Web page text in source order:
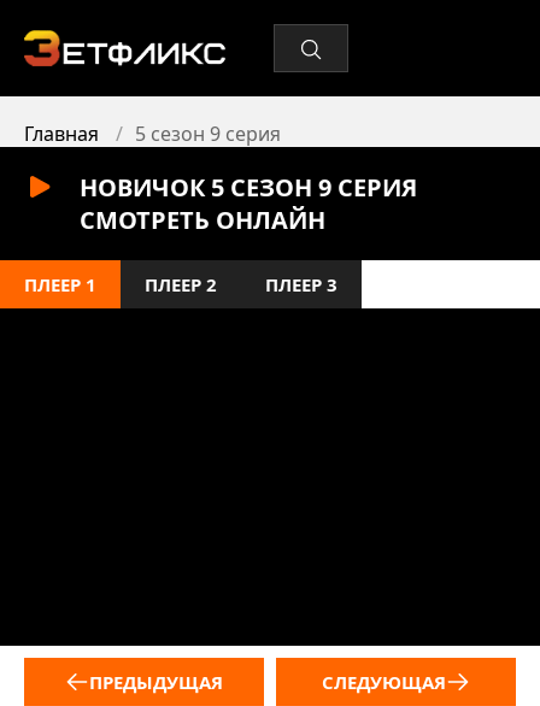
Главная 5 сезон 9 серия
НОВИЧОК 5 СЕЗОН 9 СЕРИЯ
СМОТРЕТЬ ОНЛАЙН
ПЛЕЕР 1 ПЛЕЕР 2 ПЛЕЕР 3
ПРЕДЫДУЩАЯ СЛЕДУЮЩАЯ